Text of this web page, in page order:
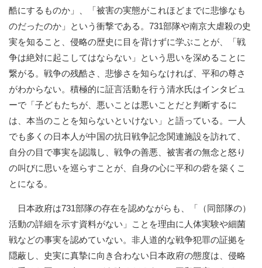
酷にするものか」、「被害の実態がこれほどまでに悲惨なも
のだったのか」という衝撃である。731部隊や南京大虐殺の史
実を知ること、侵略の歴史に目を背けずに学ぶことが、「戦
争は絶対に起こしてはならない」という思いを深めることに
繋がる。戦争の残酷さ、悲惨さを知らなければ、平和の尊さ
がわからない。積極的に証言活動を行う清水氏はインタビュ
ーで「子どもたちが、悪いことは悪いことだと判断するに
は、本当のことを知らないといけない」と語っている。一人
でも多くの日本人が中国の抗日戦争記念関連施設を訪れて、
自分の目で事実を認識し、戦争の善悪、被害者の無念と怒り
の叫びに思いを巡らすことが、自身の心に平和の砦を築くこ
とになる。
日本政府は731部隊の存在を認めながらも、「（同部隊の）
活動の詳細を示す資料がない」ことを理由に人体実験や細菌
戦などの事実を認めていない。非人道的な戦争犯罪の証拠を
隠蔽し、史実に真摯に向き合わない日本政府の態度は、侵略